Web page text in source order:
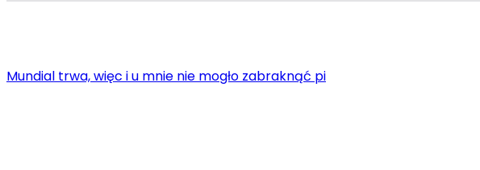
Mundial trwa, więc i u mnie nie mogło zabraknąć pi